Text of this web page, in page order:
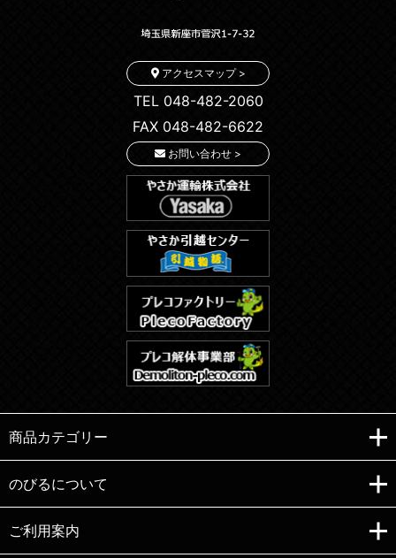
アクセスマップ >
TEL 048-482-2060
FAX 048-482-6622
お問い合わせ >
商品カテゴリー
のびるについて
ご利用案内